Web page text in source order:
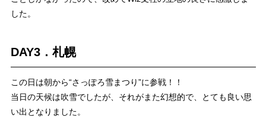
した。
DAY3．札幌
この日は朝から“さっぽろ雪まつり”に参戦！！
当日の天候は吹雪でしたが、それがまた幻想的で、とても良い思
い出となりました。